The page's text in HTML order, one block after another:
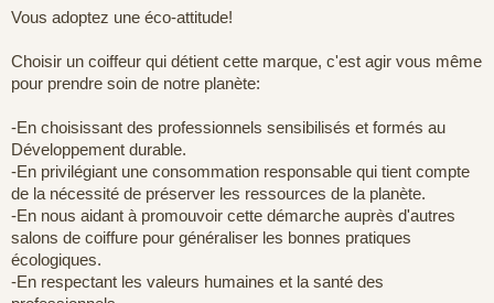
Vous adoptez une éco-attitude!
Choisir un coiffeur qui détient cette marque, c'est agir vous même
pour prendre soin de notre planète:
-En choisissant des professionnels sensibilisés et formés au
Développement durable.
-En privilégiant une consommation responsable qui tient compte
de la nécessité de préserver les ressources de la planète.
-En nous aidant à promouvoir cette démarche auprès d'autres
salons de coiffure pour généraliser les bonnes pratiques
écologiques.
-En respectant les valeurs humaines et la santé des